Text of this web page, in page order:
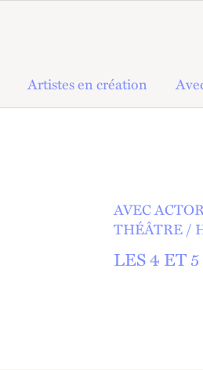
Artistes en création
AVEC
THÉÂTRE
LES 4 ET5